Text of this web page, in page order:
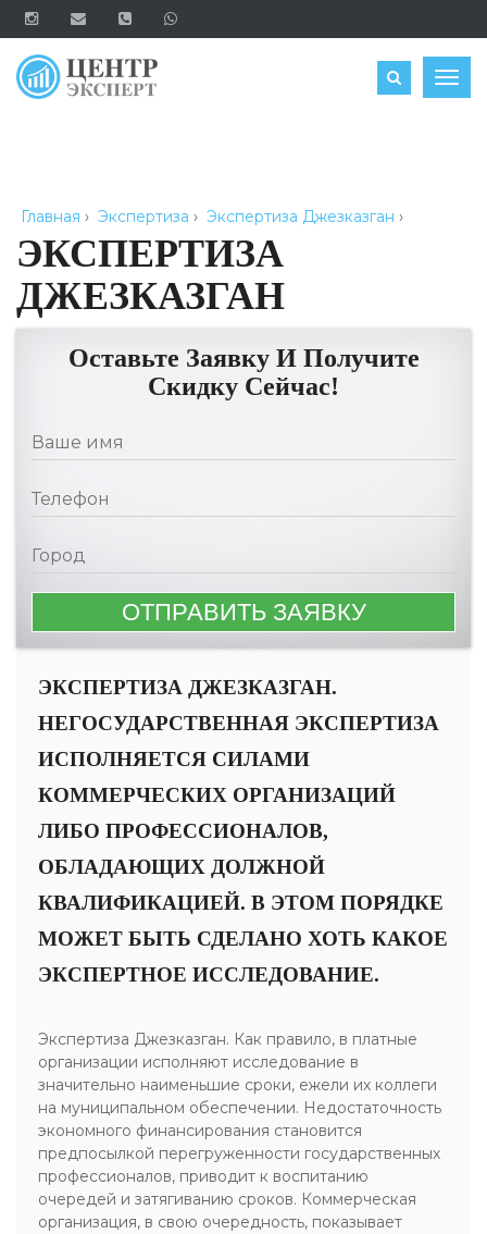
ОЦЕНИТЬ
Главная › Экспертиза › Экспертиза Джезказган ›
ЭКСПЕРТИЗА
ДЖЕЗКАЗГАН
Оставьте Заявку И Получите
Скидку Сейчас!
ЭКСПЕРТИЗА ДЖЕЗКАЗГАН.
НЕГОСУДАРСТВЕННАЯ ЭКСПЕРТИЗА
ИСПОЛНЯЕТСЯ СИЛАМИ
КОММЕРЧЕСКИХ ОРГАНИЗАЦИЙ
ЛИБО ПРОФЕССИОНАЛОВ,
ОБЛАДАЮЩИХ ДОЛЖНОЙ
КВАЛИФИКАЦИЕЙ. В ЭТОМ ПОРЯДКЕ
МОЖЕТ БЫТЬ СДЕЛАНО ХОТЬ КАКОЕ
ЭКСПЕРТНОЕ ИССЛЕДОВАНИЕ.
Экспертиза Джезказган. Как правило, в платные
организации исполняют исследование в
значительно наименьшие сроки, ежели их коллеги
на муниципальном обеспечении. Недостаточность
экономного финансирования становится
предпосылкой перегруженности государственных
профессионалов, приводит к воспитанию
очередей и затягиванию сроков. Коммерческая
организация, в свою очередность, показывает